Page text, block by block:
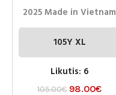
2025 Made in Vietnam
105Y XL
Likutis: 6
105.00€ 98.00€